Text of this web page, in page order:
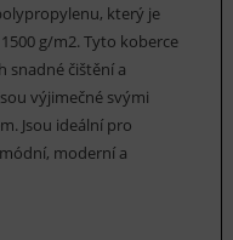
který je
g/m2. Tyto koberce
snadné čištění a
výjimečné svými
Jsou ideální pro
moderní a